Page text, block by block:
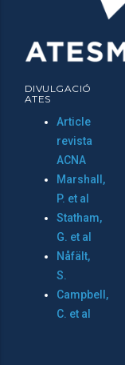
DIVULGACIÓ
ATES
Article
revista
ACNA
Marshall,
P. et al
Statham,
G. et al
Nåfält,
S.
Campbell,
C. et al